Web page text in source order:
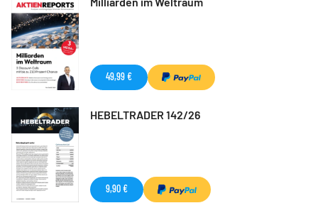
49,99 €
HEBELTRADER 142/26
9,90 €